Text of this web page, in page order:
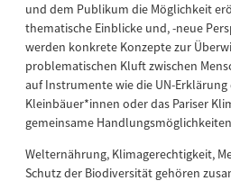
und dem Publikum die Möglichkeit
thematische Einblicke und, -neue
werden konkrete Konzepte zur
problematischen Kluft zwischen
auf Instrumente wie die UN-Erklärung
Kleinbäuer*innen oder das Pariser
gemeinsame
Welternährung, Klimagerechtigkeit,
Schutz der Biodiversität gehören